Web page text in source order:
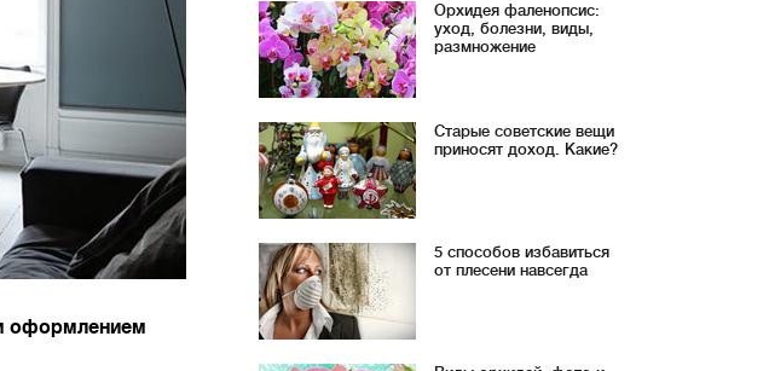
оформлением
Орхидея фаленопсис:
уход, болезни, виды,
размножение
Старые советские вещи
приносят доход. Какие?
5 способов избавиться
от плесени навсегда